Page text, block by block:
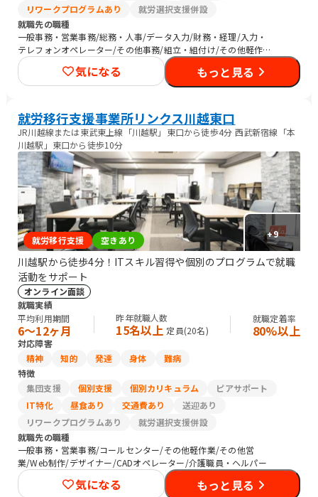
リワークプログラムあり
就労選択支援併設
就職先の職種
一般事務・営業事務/総務・人事/データ入力/財務・経理/入力・
テレフォンオペレーター/その他事務/組立・組付け/その他軽作
業/生産・製造オペレーション/CADオペレーター/警備/農作業
気になる もっと見る
就労移行支援事業所リンクス川越東口
JR川越線または東武東上線「川越駅」東口から徒歩4分 西武新宿線「本
川越駅」東口から徒歩10分
+9
就労移行支援 空きあり
川越駅から徒歩4分！ITスキル習得や個別のプログラムで就職
活動をサポート
オンライン面談
就職実績
平均利用期間
6〜12ヶ月
昨年就職人数
15名以上 定員(20名)
就職定着率
80%以上
対応障害
精神
知的 発達 身体
難病
特徴
集団支援
個別支援 個別カリキュラム
ピアサポート
IT特化
昼食あり 交通費あり
送迎あり
リワークプログラムあり
就労選択支援併設
就職先の職種
一般事務・営業事務/コールセンター/その他軽作業/その他営
業/Web制作/デザイナー/CADオペレーター/介護職員・ヘルパー
気になる もっと見る